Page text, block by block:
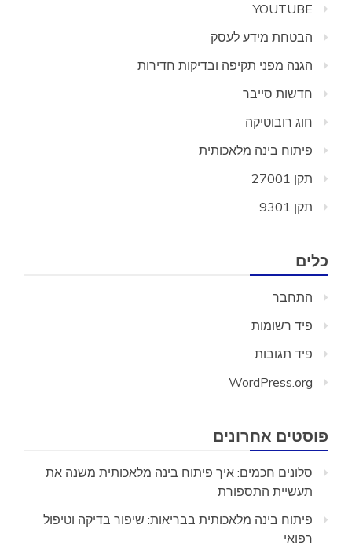
YOUTUBE
הבטחת מידע לעסק
הגנה מפני תקיפה ובדיקות חדירות
חדשות סייבר
חוג רובוטיקה
פיתוח בינה מלאכותית
תקן 27001
תקן 9301
כלים
התחבר
פיד רשומות
פיד תגובות
WordPress.org
פוסטים אחרונים
סלונים חכמים: איך פיתוח בינה מלאכותית משנה את
תעשיית התספורת
פיתוח בינה מלאכותית בבריאות: שיפור בדיקה וטיפול
רפואי